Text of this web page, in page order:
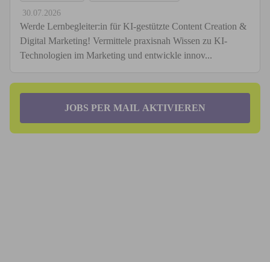
30.07.2026
Werde Lernbegleiter:in für KI-gestützte Content Creation &
Digital Marketing! Vermittele praxisnah Wissen zu KI-
Technologien im Marketing und entwickle innov...
JOBS PER MAIL AKTIVIEREN